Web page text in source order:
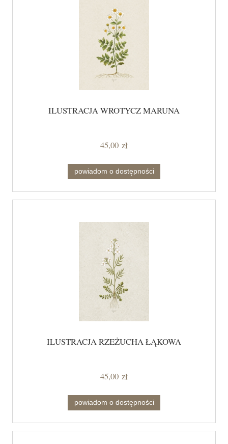
ILUSTRACJA WROTYCZ MARUNA
45,00 zł
powiadom o dostępności
ILUSTRACJA RZEŻUCHA ŁĄKOWA
45,00 zł
powiadom o dostępności